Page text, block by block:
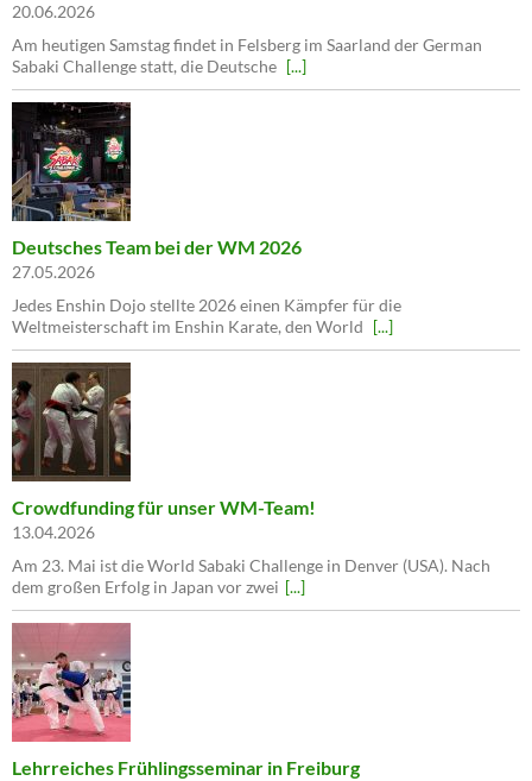
20.06.2026
Am heutigen Samstag findet in Felsberg im Saarland der German
Sabaki Challenge statt, die Deutsche [...]
Deutsches Team bei der WM 2026
27.05.2026
Jedes Enshin Dojo stellte 2026 einen Kämpfer für die
Weltmeisterschaft im Enshin Karate, den World [...]
Crowdfunding für unser WM-Team!
13.04.2026
Am 23. Mai ist die World Sabaki Challenge in Denver (USA). Nach
dem großen Erfolg in Japan vor zwei [...]
Lehrreiches Frühlingsseminar in Freiburg